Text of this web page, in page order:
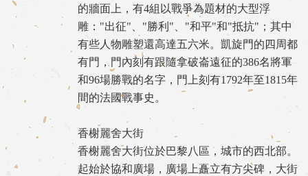
的牆面上，有4組以戰爭為題材的大型浮
雕："出征"、"勝利"、"和平"和"抵抗"；其中
有些人物雕塑還高達五六米。凱旋門的四周都
有門，門內刻有跟隨拿破崙遠征的386名將軍
和96場勝戰的名字，門上刻有1792年至1815年
間的法國戰事史。
香榭麗舍大街
香榭麗舍大街位於巴黎八區，城市的西北部。
起始於協和廣場，廣場上矗立有方尖碑，大街